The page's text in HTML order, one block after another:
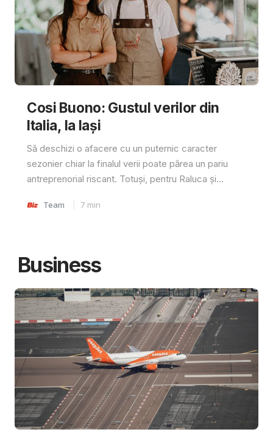
Cosi Buono: Gustul verilor din
Italia, la Iași
Să deschizi o afacere cu un puternic caracter
sezonier chiar la finalul verii poate părea un pariu
antreprenorial riscant. Totuși, pentru Raluca și...
Team 7 min
Business